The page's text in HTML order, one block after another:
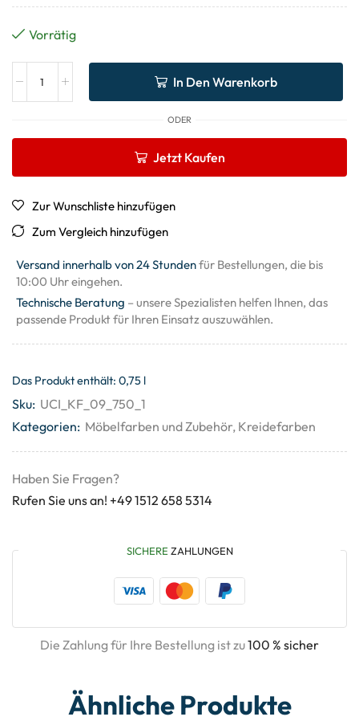
Vorrätig
In Den Warenkorb
ODER
Jetzt Kaufen
Zur Wunschliste hinzufügen
Zum Vergleich hinzufügen
Versand innerhalb von 24 Stundenfür Bestellungen, die bis
10:00 Uhr eingehen.
Technische Beratung – unsere Spezialisten helfen Ihnen, das
passende Produkt für Ihren Einsatz auszuwählen.
Das Produkt enthält: 0,75 l
Sku: UCI_KF_09_750_1
Kategorien: Möbelfarben und Zubehör, Kreidefarben
Haben Sie Fragen?
Rufen Sie uns an! +49 1512 658 5314
SICHERE ZAHLUNGEN
Die Zahlung für Ihre Bestellung ist zu100 % sicher
Ähnliche Produkte